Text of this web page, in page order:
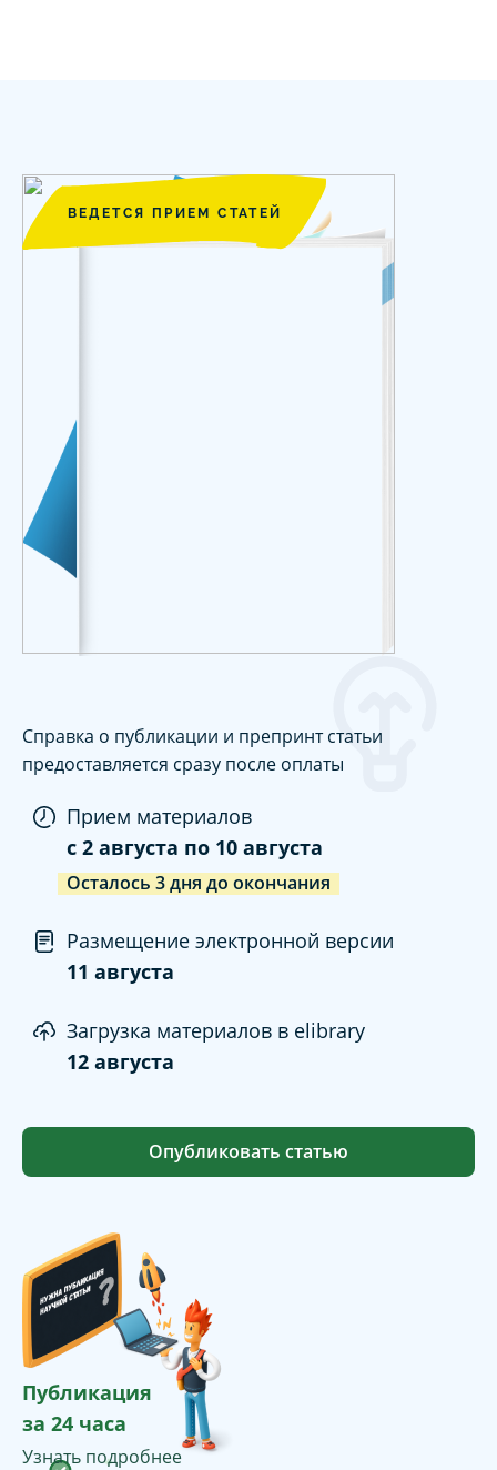
ВЕДЕТСЯ ПРИЕМ СТАТЕЙ
Справка о публикации и препринт статьи
предоставляется сразу после оплаты
Прием материалов
c 2 августа по 10 августа
Осталось 3дня до окончания
Размещение электронной версии
11 августа
Загрузка материалов в elibrary
12 августа
Опубликовать статью
Публикация
за 24 часа
Узнать подробнее